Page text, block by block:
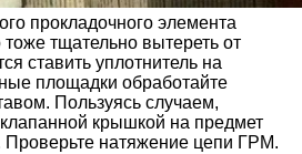
прокладочного элемента
тщательно вытереть от
ставить уплотнитель на
площадки обработайте
Пользуясь случаем,
крышкой на предмет
Проверьте натяжение цепи ГРМ.